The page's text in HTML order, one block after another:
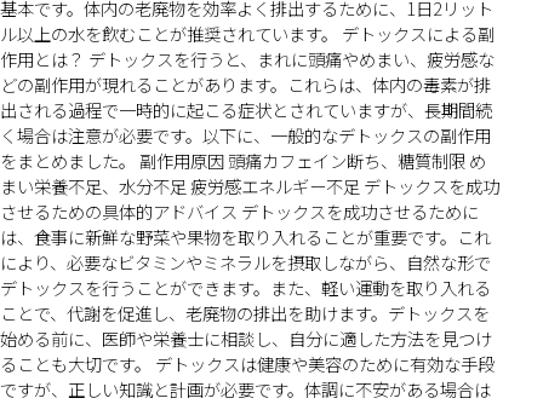
基本です。体内の老廃物を効率よく排出するために、1日2リット
ル以上の水を飲むことが推奨されています。 デトックスによる副
作用とは？ デトックスを行うと、まれに頭痛やめまい、疲労感な
どの副作用が現れることがあります。これらは、体内の毒素が排
出される過程で一時的に起こる症状とされていますが、長期間続
く場合は注意が必要です。以下に、一般的なデトックスの副作用
をまとめました。 副作用原因 頭痛カフェイン断ち、糖質制限 め
まい栄養不足、水分不足 疲労感エネルギー不足 デトックスを成功
させるための具体的アドバイス デトックスを成功させるために
は、食事に新鮮な野菜や果物を取り入れることが重要です。これ
により、必要なビタミンやミネラルを摂取しながら、自然な形で
デトックスを行うことができます。また、軽い運動を取り入れる
ことで、代謝を促進し、老廃物の排出を助けます。デトックスを
始める前に、医師や栄養士に相談し、自分に適した方法を見つけ
ることも大切です。 デトックスは健康や美容のために有効な手段
ですが、正しい知識と計画が必要です。体調に不安がある場合は